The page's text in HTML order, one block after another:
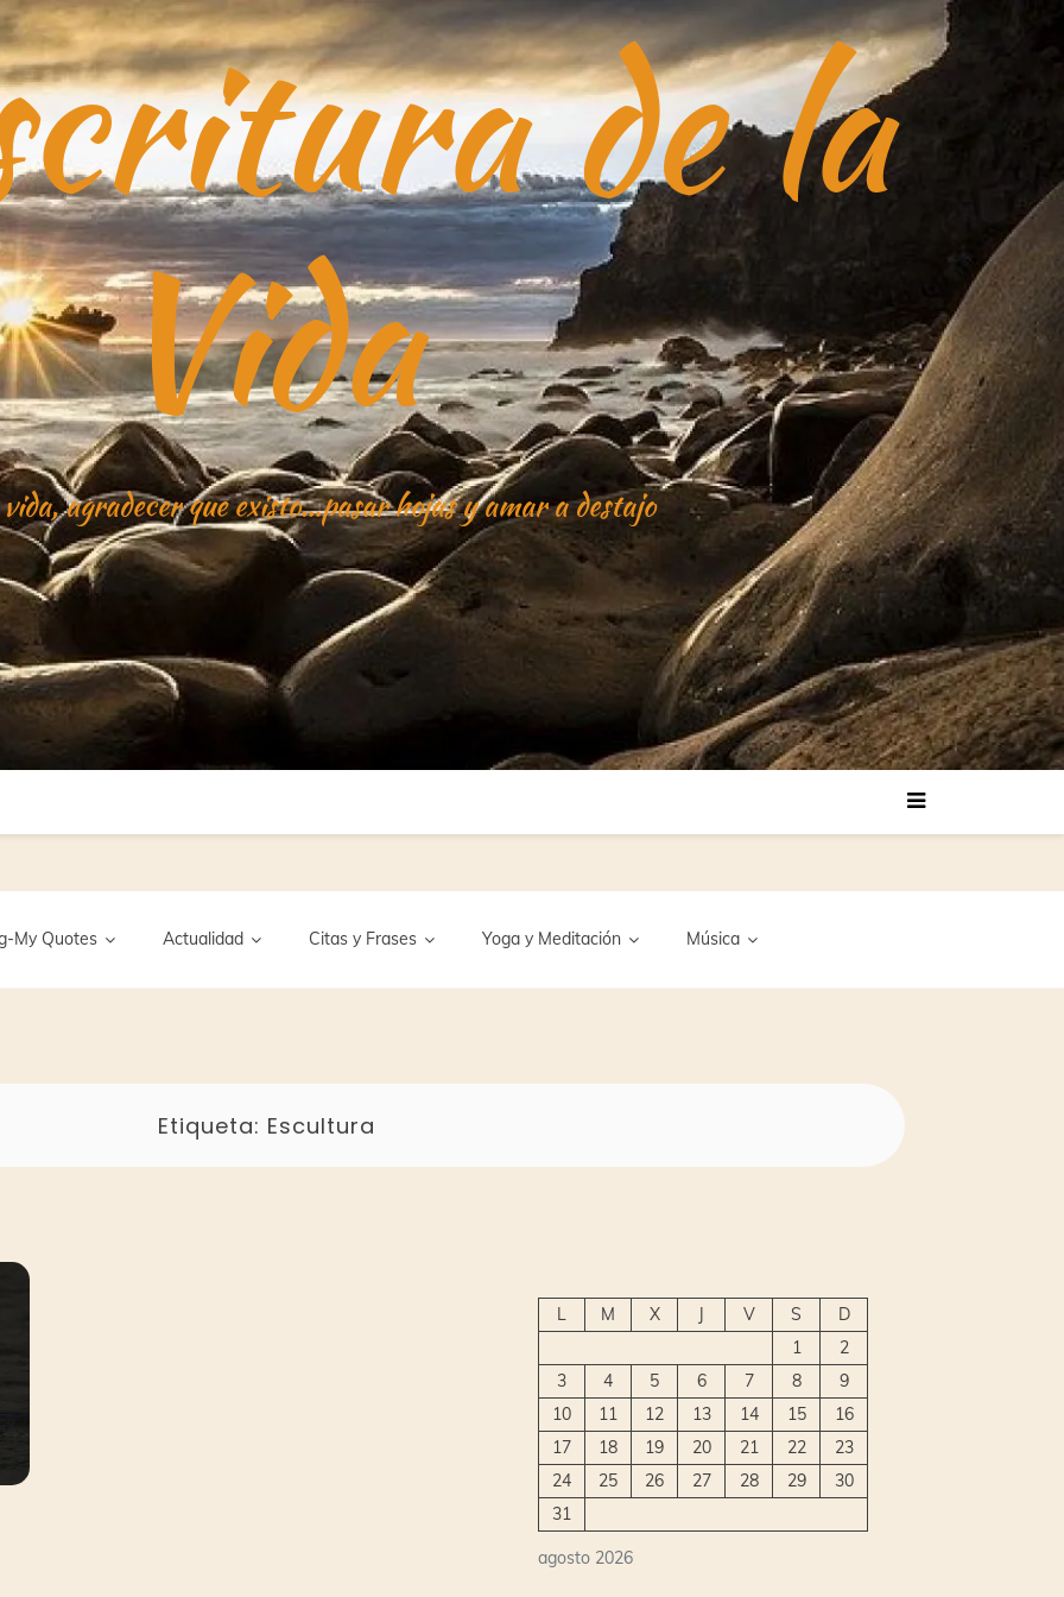
de la
Vida
agradecer que existo…pasar hojas y amar a destajo
My Quotes Actualidad Citas y Frases Yoga y Meditación Música
Etiqueta: Escultura
agosto 2026
L M X J V S
D
1
2
3
4 5 6 7 8
9
10
11 12 13 14 15
16
17
18 19 20 21 22
23
24
25 26 27 28 29
30
31